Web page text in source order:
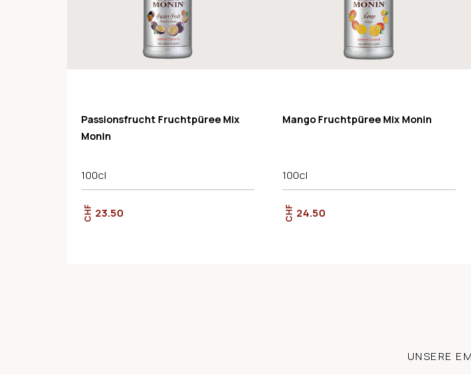
Passionsfrucht Fruchtpüree Mix
Monin
100cl
CHF 23.50
Mango Fruchtpüree Mix Monin
100cl
CHF 24.50
UNSERE